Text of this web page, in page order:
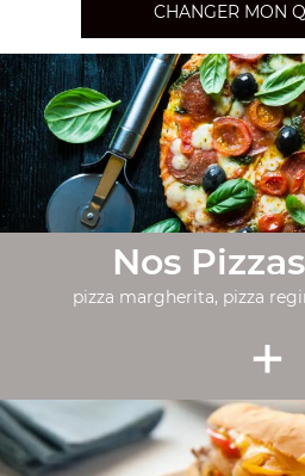
CHANGER MON
Nos
pizza margherita, pizza
+